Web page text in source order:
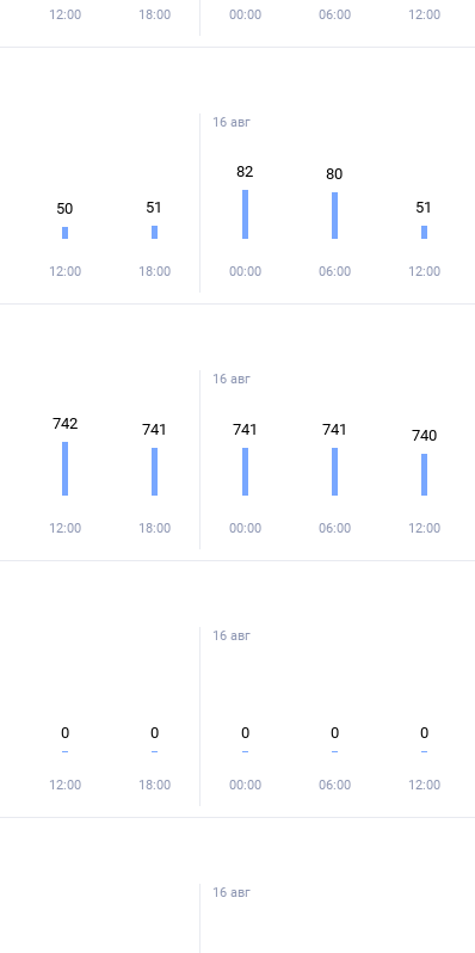
12:00 18:00 00:00 06:00 12:00
50
12:00
51
18:00
16 авг
82
00:00
80
06:00
51
12:00
742
12:00
741
18:00
16 авг
741
00:00
741
06:00
740
12:00
0
12:00
0
18:00
16 авг
0
00:00
0
06:00
0
12:00
16 авг